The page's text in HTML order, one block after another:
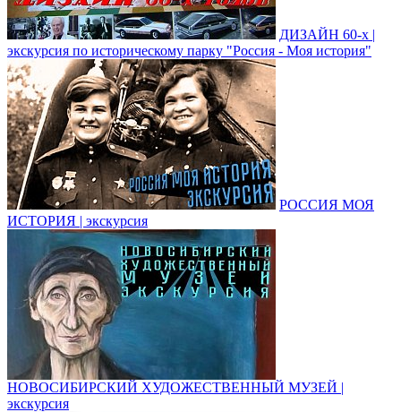
ДИЗАЙН 60-х |
экскурсия по историческому парку "Россия - Моя история"
РОССИЯ МОЯ
ИСТОРИЯ | экскурсия
НОВОСИБИРСКИЙ ХУДОЖЕСТВЕННЫЙ МУЗЕЙ |
экскурсия